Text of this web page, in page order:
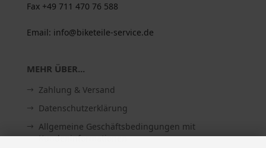
Fax +49 711 470 76 588
Email: info@biketeile-service.de
MEHR ÜBER...
Zahlung & Versand
Datenschutzerklärung
Allgemeine Geschäftsbedingungen mit
Kundeninformationen